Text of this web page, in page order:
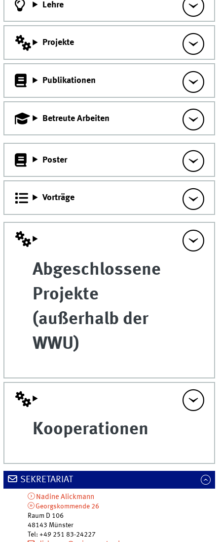
Lehre
Projekte
Publikationen
Betreute Arbeiten
Poster
Vorträge
Abgeschlossene
Projekte
(außerhalb der
WWU)
Kooperationen
SEKRETARIAT
Nadine Alickmann
Georgskommende 26
Raum D 106
48143 Münster
Tel:+49 251 83-24227